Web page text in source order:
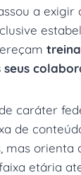
a exigir
seus
caráter
de
mas orienta
etária